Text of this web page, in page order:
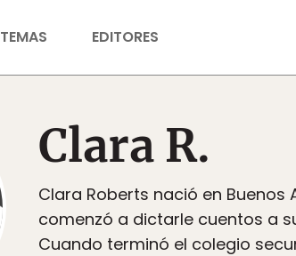
TEMAS EDITORES
Clara R.
Clara Roberts nació en Buenos
comenzó a dictarle cuentos a
Cuando terminó el colegio